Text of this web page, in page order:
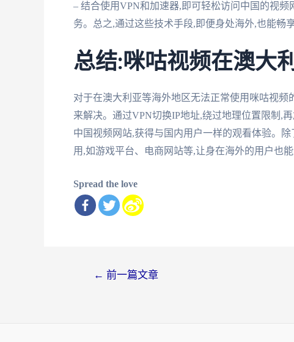
– 结合使用VPN和加速器,即可轻松访问中国的视
务。总之,通过这些技术手段,即便身处海外,也能畅
总结:咪咕视频在澳大
对于在澳大利亚等海外地区无法正常使用咪咕视
来解决。通过VPN切换IP地址,绕过地理位置限制,
中国视频网站,获得与国内用户一样的观看体验。
用,如游戏平台、电商网站等,让身在海外的用户也能
Spread the love
← 前一篇文章